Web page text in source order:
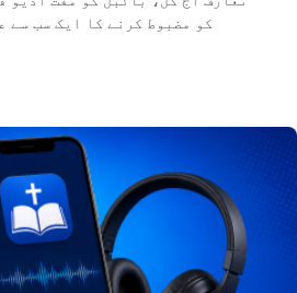
کو مضبوط کرنے کا ایک سب سے